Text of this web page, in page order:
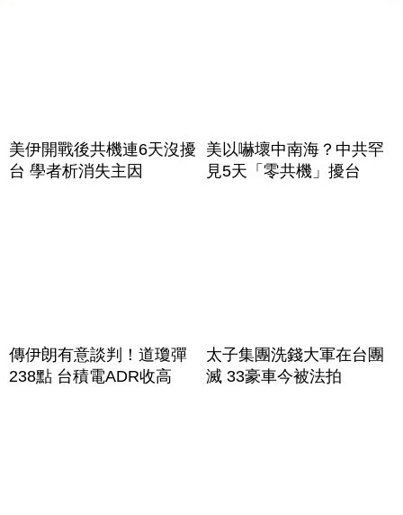
美伊開戰後共機連6天沒擾
台 學者析消失主因
美以嚇壞中南海？中共罕
見5天「零共機」擾台
傳伊朗有意談判！道瓊彈
238點 台積電ADR收高
太子集團洗錢大軍在台團
滅 33豪車今被法拍